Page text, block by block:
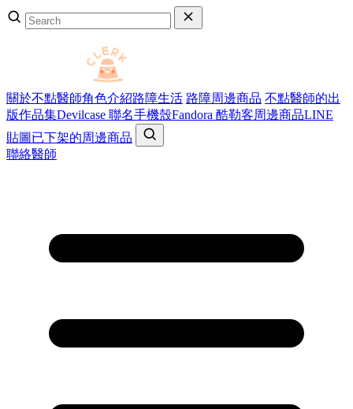
關於不點醫師角色介紹路障生活 路障周邊商品 不點醫師的出
版作品集Devilcase 聯名手機殼Fandora 酷勒客周邊商品LINE
貼圖 已下架的周邊商品
聯絡醫師